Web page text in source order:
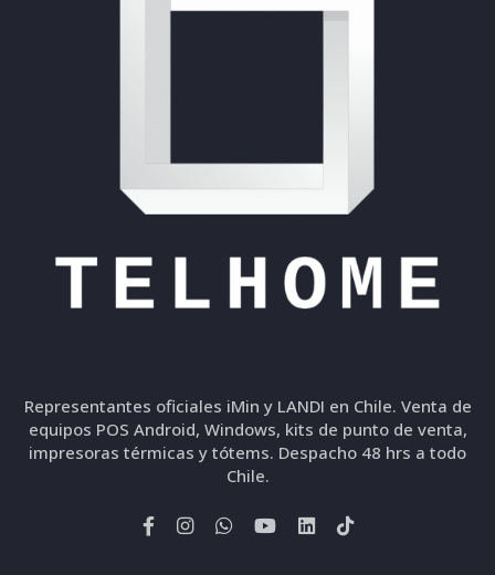
Representantes oficiales iMin y LANDI en Chile. Venta de
equipos POS Android, Windows, kits de punto de venta,
impresoras térmicas y tótems. Despacho 48 hrs a todo
Chile.